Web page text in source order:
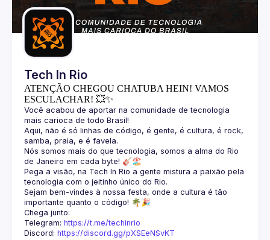
Guilds
Tech In Rio
ATENÇÃO CHEGOU CHATUBA HEIN! VAMOS
ESCULACHAR! 💥✨
Você acabou de aportar na comunidade de tecnologia
Aqui, não é só linhas de código, é gente, é cultura, é rock,
Nós somos mais do que tecnologia, somos a alma do Rio
Pega a visão, na Tech In Rio a gente mistura a paixão pela
Sejam bem-vindes à nossa festa, onde a cultura é tão
Telegram: https://t.me/techinrio
Discord: https://discord.gg/pXSEeNSvKT